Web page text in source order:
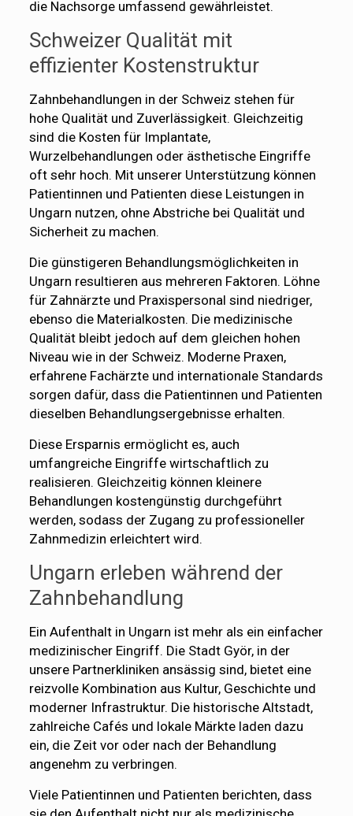
die Nachsorge umfassend gewährleistet.
Schweizer Qualität mit
effizienter Kostenstruktur
Zahnbehandlungen in der Schweiz stehen für
hohe Qualität und Zuverlässigkeit. Gleichzeitig
sind die Kosten für Implantate,
Wurzelbehandlungen oder ästhetische Eingriffe
oft sehr hoch. Mit unserer Unterstützung können
Patientinnen und Patienten diese Leistungen in
Ungarn nutzen, ohne Abstriche bei Qualität und
Sicherheit zu machen.
Die günstigeren Behandlungsmöglichkeiten in
Ungarn resultieren aus mehreren Faktoren. Löhne
für Zahnärzte und Praxispersonal sind niedriger,
ebenso die Materialkosten. Die medizinische
Qualität bleibt jedoch auf dem gleichen hohen
Niveau wie in der Schweiz. Moderne Praxen,
erfahrene Fachärzte und internationale Standards
sorgen dafür, dass die Patientinnen und Patienten
dieselben Behandlungsergebnisse erhalten.
Diese Ersparnis ermöglicht es, auch
umfangreiche Eingriffe wirtschaftlich zu
realisieren. Gleichzeitig können kleinere
Behandlungen kostengünstig durchgeführt
werden, sodass der Zugang zu professioneller
Zahnmedizin erleichtert wird.
Ungarn erleben während der
Zahnbehandlung
Ein Aufenthalt in Ungarn ist mehr als ein einfacher
medizinischer Eingriff. Die Stadt Györ, in der
unsere Partnerkliniken ansässig sind, bietet eine
reizvolle Kombination aus Kultur, Geschichte und
moderner Infrastruktur. Die historische Altstadt,
zahlreiche Cafés und lokale Märkte laden dazu
ein, die Zeit vor oder nach der Behandlung
angenehm zu verbringen.
Viele Patientinnen und Patienten berichten, dass